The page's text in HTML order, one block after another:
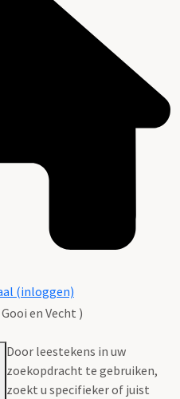
(inloggen)
en Vecht )
Door leestekens in uw
zoekopdracht te gebruiken,
zoekt u specifieker of juist